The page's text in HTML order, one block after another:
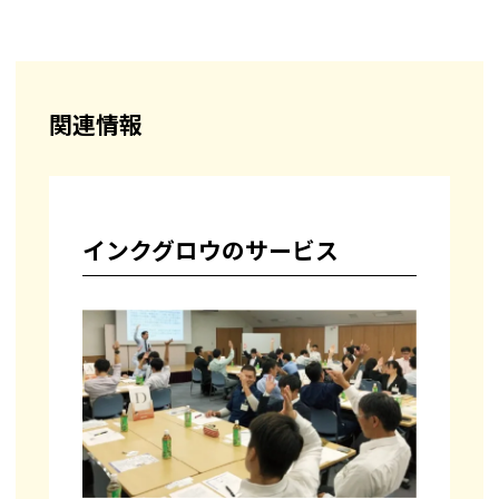
関連情報
インクグロウのサービス